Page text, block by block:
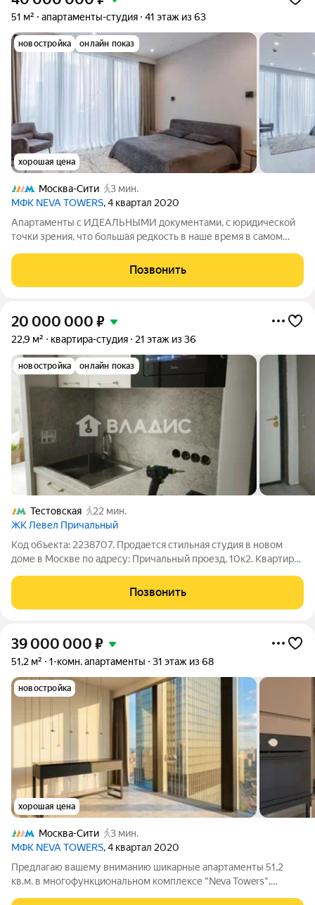
51 м² апартаменты-студия 41 этаж из 63
новостройка онлайн показ
хорошая цена
Москва-Сити
3 мин.
МФК NEVA TOWERS, 4 квартал 2020
Апартаменты с ИДЕАЛЬНЫМИ документами, с юридической
точки зрения, что большая редкость в наше время в самом
Просторная площадь в 51 кв. на высоком этаже позволяет
насладиться захватывающими видами на
Позвонить
20 000 000 ₽
22,9 м² квартира-студия 21 этаж из 36
новостройка онлайн показ
Тестовская
22 мин.
ЖК Левел Причальный
Код объекта: 2238707. Продается стильная студия в новом
доме в Москве по адресу: Причальный проезд, 10к2. Квартира
монолитного здания, построенного в 2024 году. Общая
площадь студии составляет 22.9 кв.
Позвонить
39 000 000 ₽
51,2 м² 1-комн. апартаменты 31 этаж из 68
новостройка
хорошая цена
Москва-Сити
3 мин.
МФК NEVA TOWERS, 4 квартал 2020
Предлагаю вашему вниманию шикарные апартаменты 51,2
кв.м. в многофункциональном комплексе "Neva Towers".